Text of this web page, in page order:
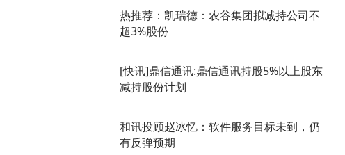
热推荐：凯瑞德：农谷集团拟减持公司不
超3%股份
[快讯]鼎信通讯:鼎信通讯持股5%以上股东
减持股份计划
和讯投顾赵冰忆：软件服务目标未到，仍
有反弹预期